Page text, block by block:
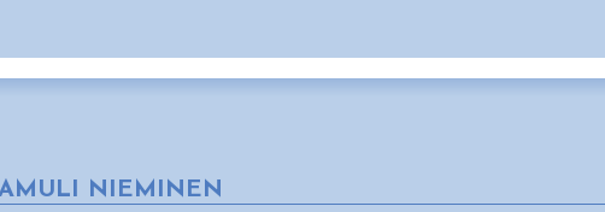
NIEMINEN